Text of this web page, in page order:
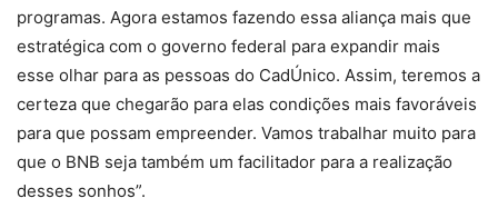
programas. Agora estamos fazendo essa aliança mais que
estratégica com o governo federal para expandir mais
esse olhar para as pessoas do CadÚnico. Assim, teremos a
certeza que chegarão para elas condições mais favoráveis
para que possam empreender. Vamos trabalhar muito para
que o BNB seja também um facilitador para a realização
desses sonhos”.